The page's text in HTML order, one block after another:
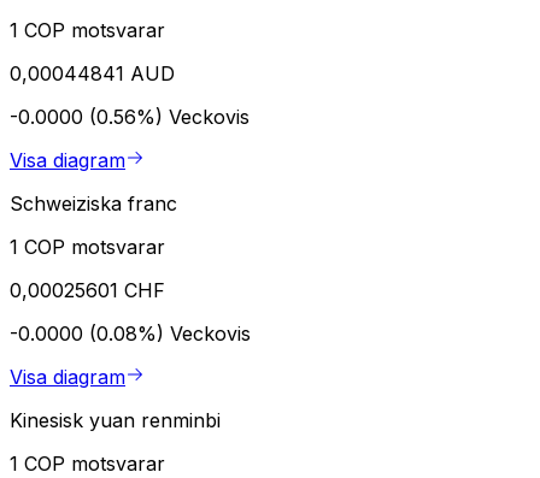
1 COP motsvarar
0,00044841 AUD
-0.0000 (0.56%) Veckovis
Visa diagram
Schweiziska franc
1 COP motsvarar
0,00025601 CHF
-0.0000 (0.08%) Veckovis
Visa diagram
Kinesisk yuan renminbi
1 COP motsvarar